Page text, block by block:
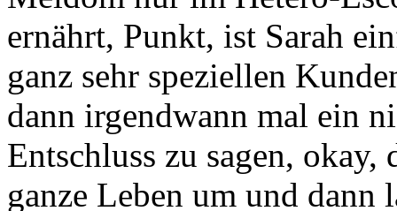
ernährt, Punkt, ist Sarah
ganz sehr speziellen
dann irgendwann mal ein
Entschluss zu sagen, okay,
ganze Leben um und dann